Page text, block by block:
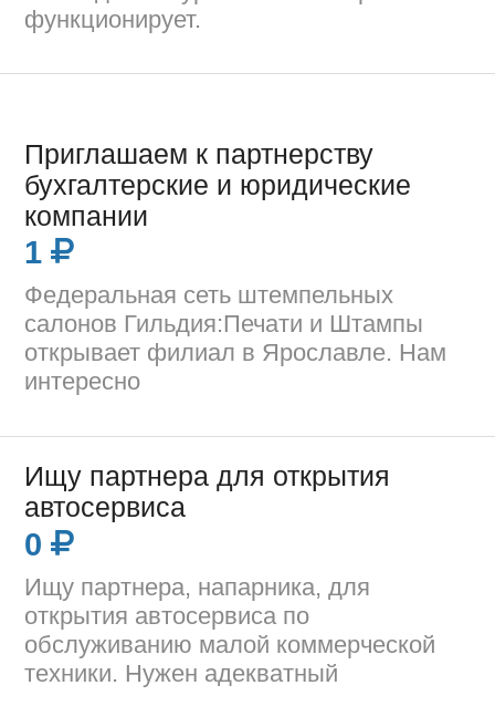
функционирует.
Приглашаем к партнерству
бухгалтерские и юридические
компании
1
Федеральная сеть штемпельных
салонов Гильдия:Печати и Штампы
открывает филиал в Ярославле. Нам
интересно
Ищу партнера для открытия
автосервиса
0
Ищу партнера, напарника, для
открытия автосервиса по
обслуживанию малой коммерческой
техники. Нужен адекватный